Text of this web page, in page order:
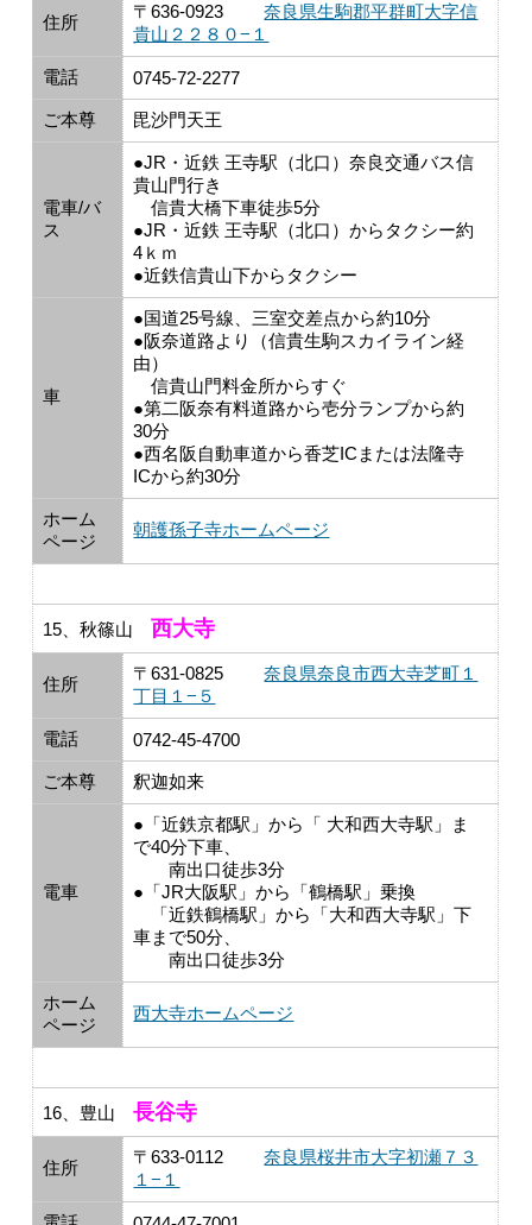
住所
〒636-0923奈良県生駒郡平群町大字信
貴山２２８０−１
電話 0745-72-2277
ご本尊 毘沙門天王
電車/バ
ス
●JR・近鉄 王寺駅（北口）奈良交通バス信
貴山門行き
信貴大橋下車徒歩5分
●JR・近鉄 王寺駅（北口）からタクシー約
4ｋｍ
●近鉄信貴山下からタクシー
車
●国道25号線、三室交差点から約10分
●阪奈道路より（信貴生駒スカイライン経
由）
信貴山門料金所からすぐ
●第二阪奈有料道路から壱分ランプから約
30分
●西名阪自動車道から香芝ICまたは法隆寺
ICから約30分
ホーム
ページ
朝護孫子寺ホームページ
15、秋篠山 西大寺
住所
〒631-0825奈良県奈良市西大寺芝町１
丁目１−５
電話 0742-45-4700
ご本尊 釈迦如来
電車
●「近鉄京都駅」から「 大和西大寺駅」ま
で40分下車、
南出口徒歩3分
●「JR大阪駅」から「鶴橋駅」乗換
「近鉄鶴橋駅」から「大和西大寺駅」下
車まで50分、
南出口徒歩3分
ホーム
ページ
西大寺ホームページ
16、豊山長谷寺
住所
〒633-0112奈良県桜井市大字初瀬７３
１−１